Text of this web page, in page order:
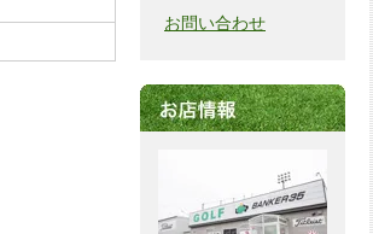
お問い合わせ